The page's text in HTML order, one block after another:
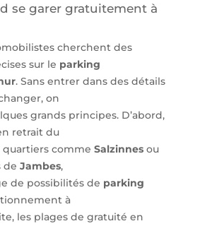
se garer gratuitement à
cherchent des
sur le parking
. Sans entrer dans des détails
on
grands principes. D’abord,
retrait du
quartiers comme Salzinnesou
de Jambes,
de possibilités de parking
à
les plages de gratuité en